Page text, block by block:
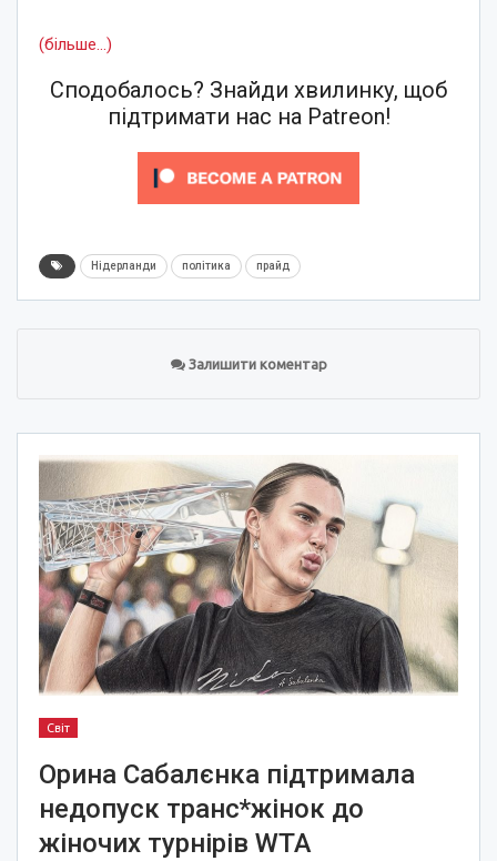
(більше…)
Сподобалось? Знайди хвилинку, щоб
підтримати нас на Patreon!
Нідерланди політика прайд
Залишити коментар
Світ
Орина Сабалєнка підтримала
недопуск транс*жінок до
жіночих турнірів WTA